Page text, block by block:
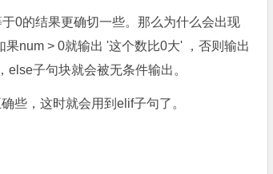
0的结果更确切一些。那么为什么会出现
num > 0就输出 '这个数比0大' ，否则输出
子句块就会被无条件输出。
些，这时就会用到elif子句了。